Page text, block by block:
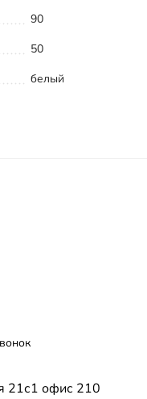
90
50
белый
21с1 офис 210